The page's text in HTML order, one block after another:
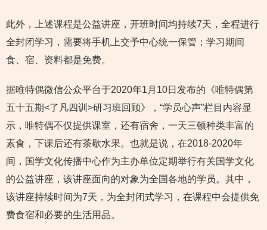
此外，上述课程是公益讲座，开班时间均持续7天，全程进行
全封闭学习，需要将手机上交予中心统一保管；学习期间
食、宿、资料都是免费。
据唯特偶微信公众平台于2020年1月10日发布的《唯特偶第
五十五期<了凡四训>研习班回顾》，“学员心声”栏目内容显
示，唯特偶不仅提供课室，还有宿舍，一天三顿种类丰富的
素食，下课后还有茶歇水果。也就是说，在2018-2020年
间，国学文化传播中心作为主办单位定期举行有关国学文化
的公益讲座，该讲座面向的对象为全国各地的学员。其中，
该讲座持续时间为7天，为全封闭式学习，在课程中会提供免
费食宿和必要的生活用品。